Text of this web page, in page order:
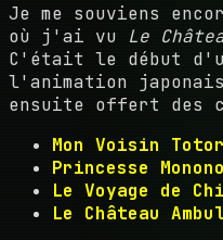
Je me souviens
où j'ai vu Le
C'était le début
l'animation
ensuite offert des
Mon Voisin
Princesse
Le Voyage de
Le Château